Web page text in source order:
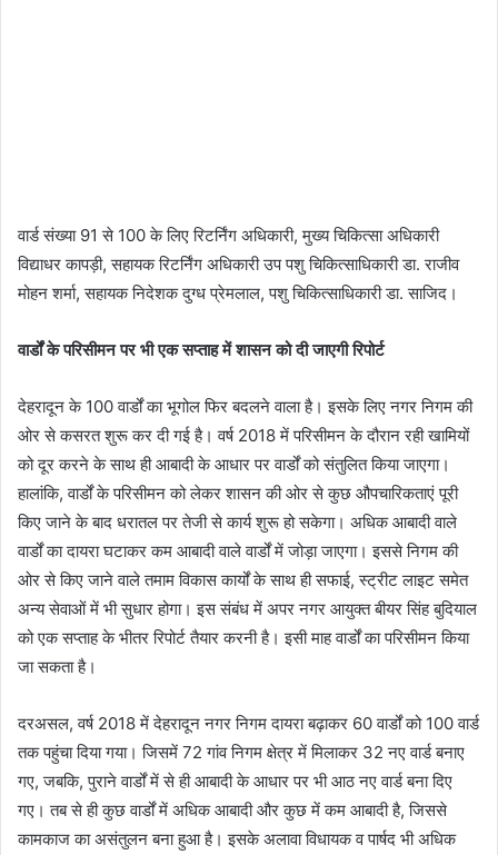
वार्ड संख्या 91 से 100 के लिए रिटर्निंग अधिकारी, मुख्य चिकित्सा अधिकारी
विद्याधर कापड़ी, सहायक रिटर्निंग अधिकारी उप पशु चिकित्साधिकारी डा. राजीव
मोहन शर्मा, सहायक निदेशक दुग्ध प्रेमलाल, पशु चिकित्साधिकारी डा. साजिद।
वार्डों के परिसीमन पर भी एक सप्ताह में शासन को दी जाएगी रिपोर्ट
देहरादून के 100 वार्डों का भूगोल फिर बदलने वाला है। इसके लिए नगर निगम की
ओर से कसरत शुरू कर दी गई है। वर्ष 2018 में परिसीमन के दौरान रही खामियों
को दूर करने के साथ ही आबादी के आधार पर वार्डों को संतुलित किया जाएगा।
हालांकि, वार्डों के परिसीमन को लेकर शासन की ओर से कुछ औपचारिकताएं पूरी
किए जाने के बाद धरातल पर तेजी से कार्य शुरू हो सकेगा। अधिक आबादी वाले
वार्डों का दायरा घटाकर कम आबादी वाले वार्डों में जोड़ा जाएगा। इससे निगम की
ओर से किए जाने वाले तमाम विकास कार्यों के साथ ही सफाई, स्ट्रीट लाइट समेत
अन्य सेवाओं में भी सुधार होगा। इस संबंध में अपर नगर आयुक्त बीयर सिंह बुदियाल
को एक सप्ताह के भीतर रिपोर्ट तैयार करनी है। इसी माह वार्डों का परिसीमन किया
जा सकता है।
दरअसल, वर्ष 2018 में देहरादून नगर निगम दायरा बढ़ाकर 60 वार्डों को 100 वार्ड
तक पहुंचा दिया गया। जिसमें 72 गांव निगम क्षेत्र में मिलाकर 32 नए वार्ड बनाए
गए, जबकि, पुराने वार्डों में से ही आबादी के आधार पर भी आठ नए वार्ड बना दिए
गए। तब से ही कुछ वार्डों में अधिक आबादी और कुछ में कम आबादी है, जिससे
कामकाज का असंतुलन बना हुआ है। इसके अलावा विधायक व पार्षद भी अधिक